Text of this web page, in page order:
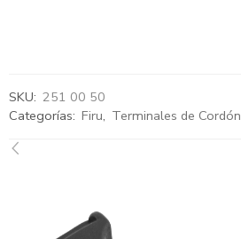
SKU: 251 00 50
Categorías: Firu, Terminales de Cordón